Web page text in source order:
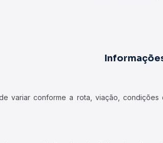
variar conforme a rota, viação,